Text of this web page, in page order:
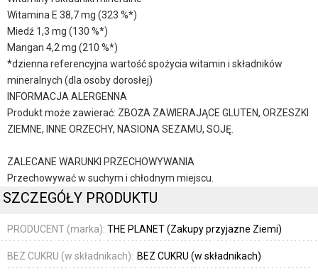
Witamina E 38,7 mg (323 %*)
Miedź 1,3 mg (130 %*)
Mangan 4,2 mg (210 %*)
*dzienna referencyjna wartość spożycia witamin i składników
mineralnych (dla osoby dorosłej)
INFORMACJA ALERGENNA
Produkt może zawierać: ZBOŻA ZAWIERAJĄCE GLUTEN, ORZESZKI
ZIEMNE, INNE ORZECHY, NASIONA SEZAMU, SOJĘ.
ZALECANE WARUNKI PRZECHOWYWANIA
Przechowywać w suchym i chłodnym miejscu.
SZCZEGÓŁY PRODUKTU
PRODUCENT (marka): THE PLANET (Zakupy przyjazne Ziemi)
BEZ CUKRU (w składnikach): BEZ CUKRU (w składnikach)